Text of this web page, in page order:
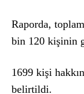
Raporda,
bin 120 kişinin
1699 kişi
belirtildi.